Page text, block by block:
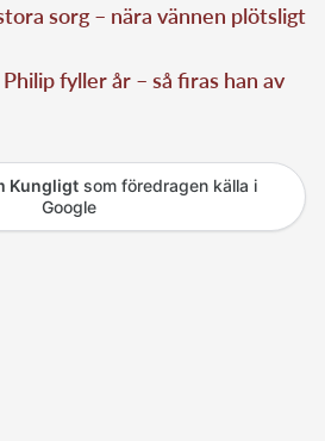
sorg – nära vännen plötsligt
fyller år – så firas han av
Kungligtsom föredragen källa i
Google